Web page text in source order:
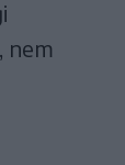
nem